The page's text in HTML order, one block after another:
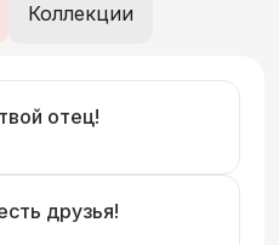
Коллекции
отец!
друзья!